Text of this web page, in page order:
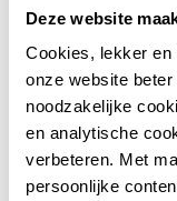
Deze website
Cookies, lekker
onze website
noodzakelijke
en analytische
verbeteren. Met
persoonlijke